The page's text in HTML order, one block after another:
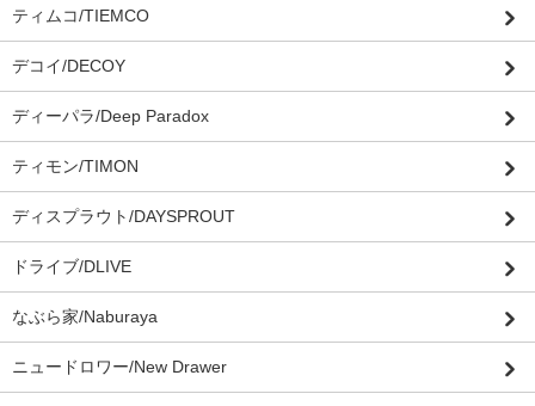
ティムコ/TIEMCO
デコイ/DECOY
ディーパラ/Deep Paradox
ティモン/TIMON
ディスプラウト/DAYSPROUT
ドライブ/DLIVE
なぶら家/Naburaya
ニュードロワー/New Drawer